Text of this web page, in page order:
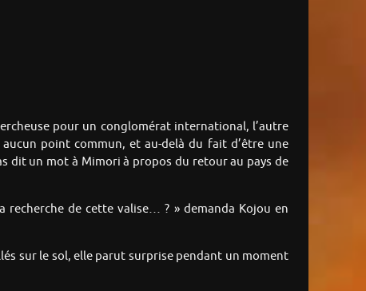
pour un conglomérat international, l’autre
point commun, et au-delà du fait d’être une
dit un mot à Mimori à propos du retour au pays de
de cette valise… ? » demanda Kojou en
sur le sol, elle parut surprise pendant un moment